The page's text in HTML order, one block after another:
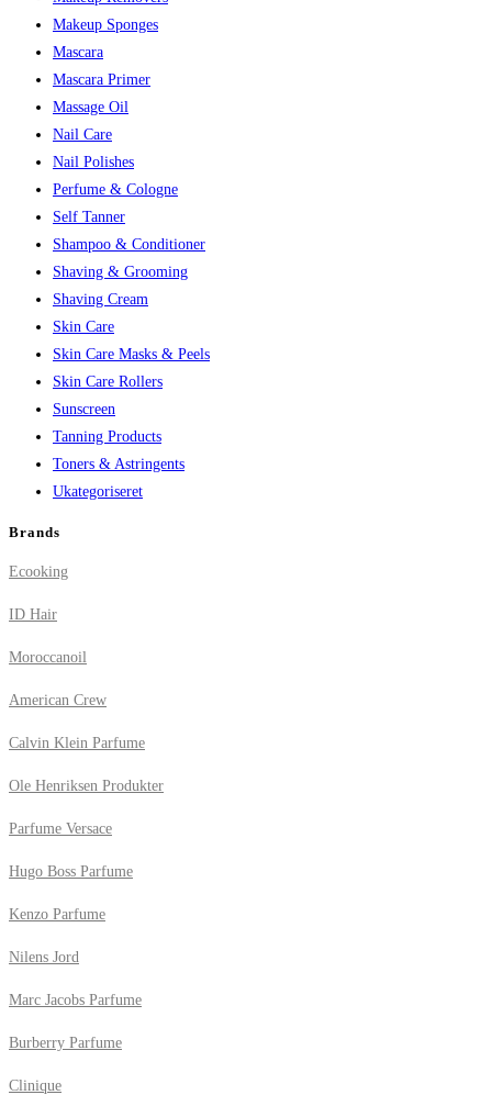
Makeup Sponges
Mascara
Mascara Primer
Massage Oil
Nail Care
Nail Polishes
Perfume & Cologne
Self Tanner
Shampoo & Conditioner
Shaving & Grooming
Shaving Cream
Skin Care
Skin Care Masks & Peels
Skin Care Rollers
Sunscreen
Tanning Products
Toners & Astringents
Ukategoriseret
Brands
Ecooking
ID Hair
Moroccanoil
American Crew
Calvin Klein Parfume
Ole Henriksen Produkter
Parfume Versace
Hugo Boss Parfume
Kenzo Parfume
Nilens Jord
Marc Jacobs Parfume
Burberry Parfume
Clinique